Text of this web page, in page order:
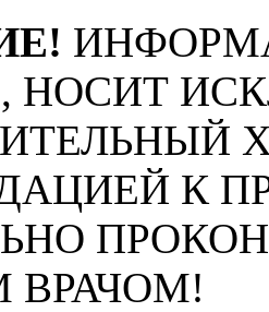
НОСИТ
К